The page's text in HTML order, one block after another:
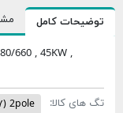
توضیحات کامل
380/660 , 45KW ,
تگ های کالا: 2pole (۲۱۷)